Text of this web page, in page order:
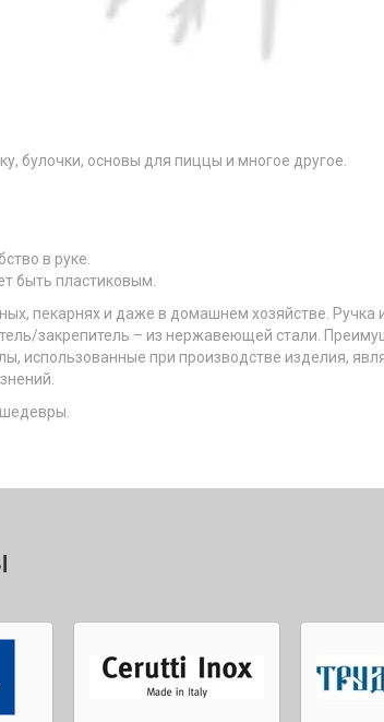
булочки, основы для пиццы и многое другое.
в руке.
быть пластиковым.
пекарнях и даже в домашнем хозяйстве. Ручка
закрепитель – из нержавеющей стали.
использованные при производстве изделия,